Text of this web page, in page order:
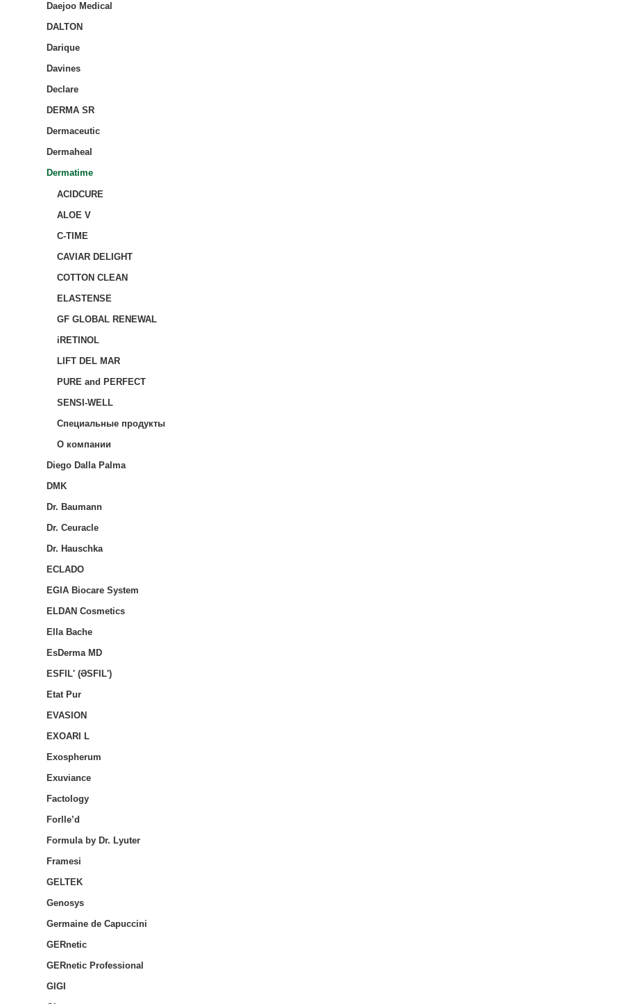
Daejoo Medical
DALTON
Darique
Davines
Declare
DERMA SR
Dermaceutic
Dermaheal
Dermatime
ACIDCURE
ALOE V
C-TIME
CAVIAR DELIGHT
COTTON CLEAN
ELASTENSE
GF GLOBAL RENEWAL
iRETINOL
LIFT DEL MAR
PURE and PERFECT
SENSI-WELL
Специальные продукты
О компании
Diego Dalla Palma
DMK
Dr. Baumann
Dr. Ceuracle
Dr. Hauschka
ECLADO
EGIA Biocare System
ELDAN Cosmetics
Ella Bache
EsDerma MD
ESFIL' (ƏSFIL')
Etat Pur
EVASION
EXOARI L
Exospherum
Exuviance
Factology
Forlle’d
Formula by Dr. Lyuter
Framesi
GELTEK
Genosys
Germaine de Capuccini
GERnetic
GERnetic Professional
GIGI